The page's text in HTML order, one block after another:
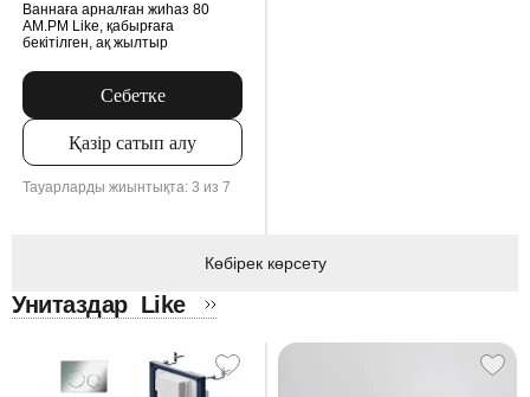
Ваннаға арналған жиһаз 80
AM.PM Like, қабырғаға
бекітілген, ақ жылтыр
Себетке
Қазір сатып алу
Тауарларды жиынтықта: 3 из 7
Көбірек көрсету
Унитаздар Like